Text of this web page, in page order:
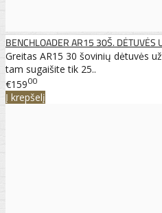
BENCHLOADER AR15 30Š.
Greitas AR15 30 šovinių dėtuvės
tam sugaišite tik 25..
€15900
Į krepšelį